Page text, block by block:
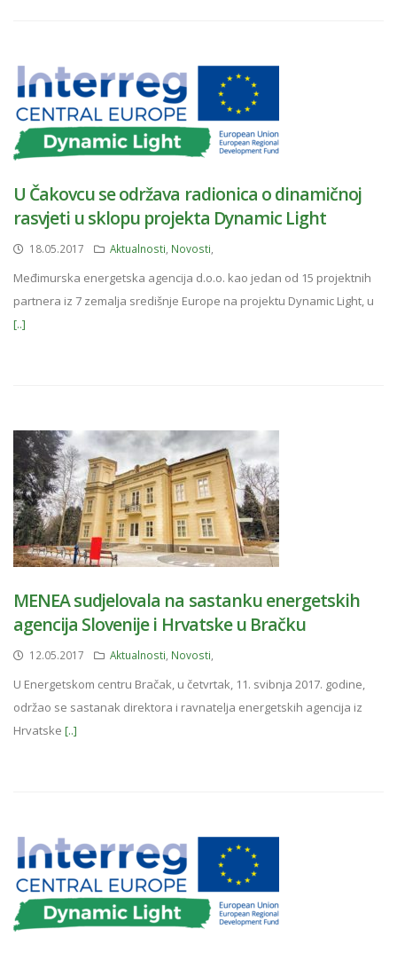
U Čakovcu se održava radionica o dinamičnoj
rasvjeti u sklopu projekta Dynamic Light
18.05.2017 Aktualnosti Novosti
Međimurska energetska agencija d.o.o. kao jedan od 15 projektnih
partnera iz 7 zemalja središnje Europe na projektu Dynamic Light, u
[..]
MENEA sudjelovala na sastanku energetskih
agencija Slovenije i Hrvatske u Bračku
12.05.2017 Aktualnosti Novosti
U Energetskom centru Bračak, u četvrtak, 11. svibnja 2017. godine,
održao se sastanak direktora i ravnatelja energetskih agencija iz
Hrvatske [..]